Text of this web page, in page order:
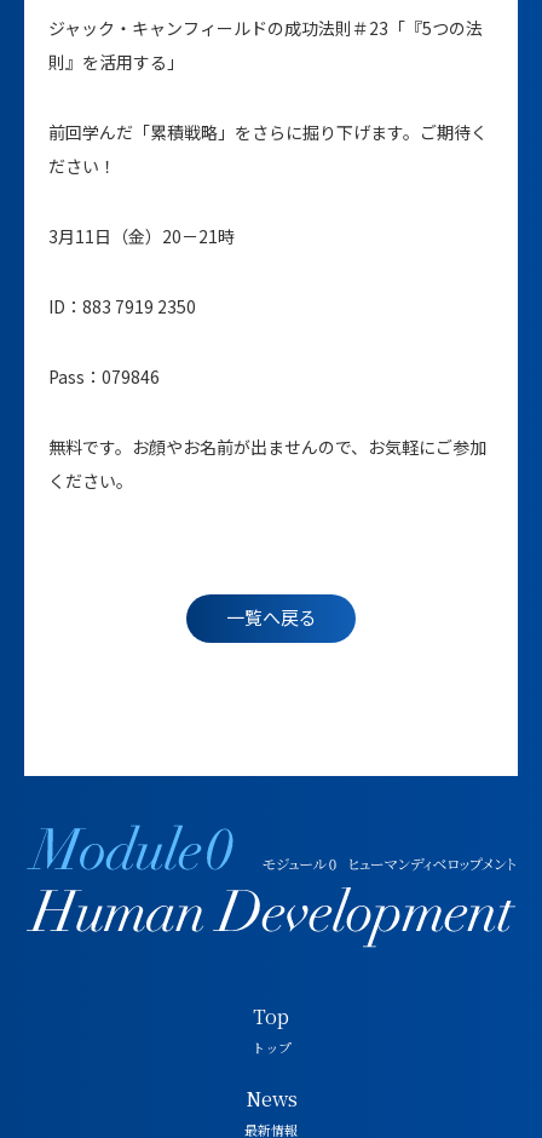
ジャック・キャンフィールドの成功法則＃23「『5つの法
則』を活用する」
前回学んだ「累積戦略」をさらに掘り下げます。ご期待く
ださい！
3月11日（金）20－21時
ID：883 7919 2350
Pass：079846
無料です。お顔やお名前が出ませんので、お気軽にご参加
ください。
一覧へ戻る
Top
トップ
News
最新情報